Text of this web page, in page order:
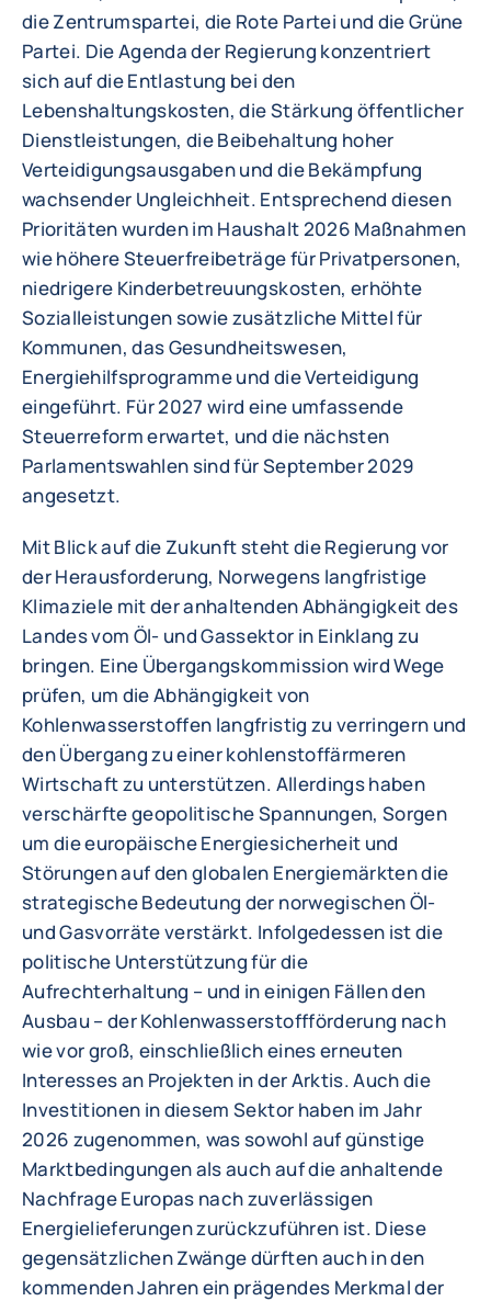
die Zentrumspartei, die Rote Partei und die Grüne
Partei. Die Agenda der Regierung konzentriert
sich auf die Entlastung bei den
Lebenshaltungskosten, die Stärkung öffentlicher
Dienstleistungen, die Beibehaltung hoher
Verteidigungsausgaben und die Bekämpfung
wachsender Ungleichheit. Entsprechend diesen
Prioritäten wurden im Haushalt 2026 Maßnahmen
wie höhere Steuerfreibeträge für Privatpersonen,
niedrigere Kinderbetreuungskosten, erhöhte
Sozialleistungen sowie zusätzliche Mittel für
Kommunen, das Gesundheitswesen,
Energiehilfsprogramme und die Verteidigung
eingeführt. Für 2027 wird eine umfassende
Steuerreform erwartet, und die nächsten
Parlamentswahlen sind für September 2029
angesetzt.
Mit Blick auf die Zukunft steht die Regierung vor
der Herausforderung, Norwegens langfristige
Klimaziele mit der anhaltenden Abhängigkeit des
Landes vom Öl- und Gassektor in Einklang zu
bringen. Eine Übergangskommission wird Wege
prüfen, um die Abhängigkeit von
Kohlenwasserstoffen langfristig zu verringern und
den Übergang zu einer kohlenstoffärmeren
Wirtschaft zu unterstützen. Allerdings haben
verschärfte geopolitische Spannungen, Sorgen
um die europäische Energiesicherheit und
Störungen auf den globalen Energiemärkten die
strategische Bedeutung der norwegischen Öl-
und Gasvorräte verstärkt. Infolgedessen ist die
politische Unterstützung für die
Aufrechterhaltung – und in einigen Fällen den
Ausbau – der Kohlenwasserstoffförderung nach
wie vor groß, einschließlich eines erneuten
Interesses an Projekten in der Arktis. Auch die
Investitionen in diesem Sektor haben im Jahr
2026 zugenommen, was sowohl auf günstige
Marktbedingungen als auch auf die anhaltende
Nachfrage Europas nach zuverlässigen
Energielieferungen zurückzuführen ist. Diese
gegensätzlichen Zwänge dürften auch in den
kommenden Jahren ein prägendes Merkmal der